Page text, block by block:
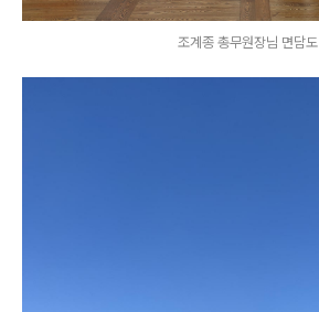
조계종 총무원장님 면담도